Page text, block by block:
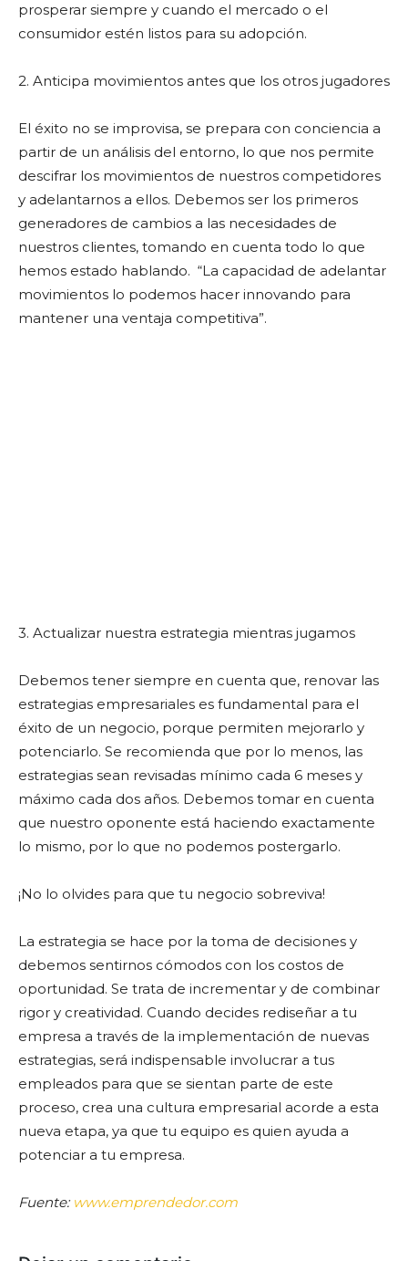
prosperar siempre y cuando el mercado o el
consumidor estén listos para su adopción.
2. Anticipa movimientos antes que los otros jugadores
El éxito no se improvisa, se prepara con conciencia a
partir de un análisis del entorno, lo que nos permite
descifrar los movimientos de nuestros competidores
y adelantarnos a ellos. Debemos ser los primeros
generadores de cambios a las necesidades de
nuestros clientes, tomando en cuenta todo lo que
hemos estado hablando. “La capacidad de adelantar
movimientos lo podemos hacer innovando para
mantener una ventaja competitiva”.
3. Actualizar nuestra estrategia mientras jugamos
Debemos tener siempre en cuenta que, renovar las
estrategias empresariales es fundamental para el
éxito de un negocio, porque permiten mejorarlo y
potenciarlo. Se recomienda que por lo menos, las
estrategias sean revisadas mínimo cada 6 meses y
máximo cada dos años. Debemos tomar en cuenta
que nuestro oponente está haciendo exactamente
lo mismo, por lo que no podemos postergarlo.
¡No lo olvides para que tu negocio sobreviva!
La estrategia se hace por la toma de decisiones y
debemos sentirnos cómodos con los costos de
oportunidad. Se trata de incrementar y de combinar
rigor y creatividad. Cuando decides rediseñar a tu
empresa a través de la implementación de nuevas
estrategias, será indispensable involucrar a tus
empleados para que se sientan parte de este
proceso, crea una cultura empresarial acorde a esta
nueva etapa, ya que tu equipo es quien ayuda a
potenciar a tu empresa.
Fuente: www.emprendedor.com